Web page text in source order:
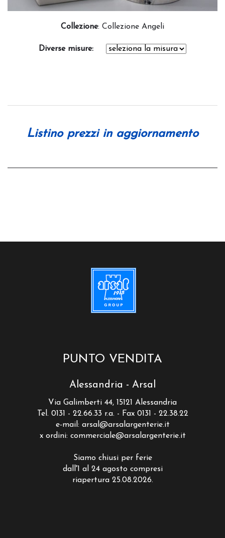
Collezione: Collezione Angeli
Diverse misure:
Listino prezzi in aggiornamento
PUNTO VENDITA
Alessandria - Arsal
Via Galimberti 44, 15121 Alessandria
Tel. 0131 - 22.66.33 r.a. - Fax 0131 - 22.38.22
e-mail: arsal@arsalargenterie.it
x ordini: commerciale@arsalargenterie.it
Siamo chiusi per ferie
dall'1 al 24 agosto compresi
riapertura 25.08.2026.